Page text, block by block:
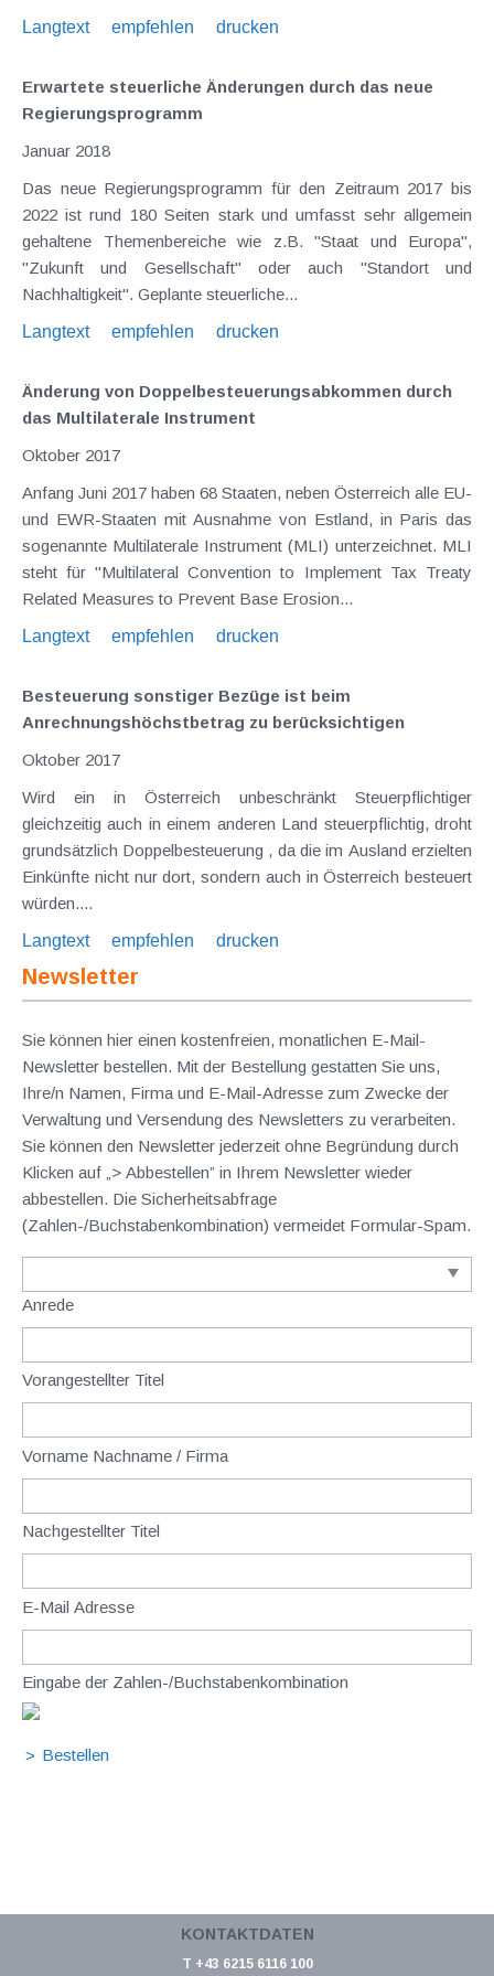
Langtext
empfehlen drucken
Erwartete steuerliche Änderungen durch das neue
Regierungsprogramm
Januar 2018
Das neue Regierungsprogramm für den Zeitraum 2017 bis
2022 ist rund 180 Seiten stark und umfasst sehr allgemein
gehaltene Themenbereiche wie z.B. "Staat und Europa",
"Zukunft und Gesellschaft" oder auch "Standort und
Nachhaltigkeit". Geplante steuerliche...
Langtext
empfehlen drucken
Änderung von Doppelbesteuerungsabkommen durch
das Multilaterale Instrument
Oktober 2017
Anfang Juni 2017 haben 68 Staaten, neben Österreich alle EU-
und EWR-Staaten mit Ausnahme von Estland, in Paris das
sogenannte Multilaterale Instrument (MLI) unterzeichnet. MLI
steht für "Multilateral Convention to Implement Tax Treaty
Related Measures to Prevent Base Erosion...
Langtext
empfehlen drucken
Besteuerung sonstiger Bezüge ist beim
Anrechnungshöchstbetrag zu berücksichtigen
Oktober 2017
Wird ein in Österreich unbeschränkt Steuerpflichtiger
gleichzeitig auch in einem anderen Land steuerpflichtig, droht
grundsätzlich Doppelbesteuerung , da die im Ausland erzielten
Einkünfte nicht nur dort, sondern auch in Österreich besteuert
würden....
Langtext
empfehlen drucken
Newsletter
Sie können hier einen kostenfreien, monatlichen E-Mail-
Newsletter bestellen. Mit der Bestellung gestatten Sie uns,
Ihre/n Namen, Firma und E-Mail-Adresse zum Zwecke der
Verwaltung und Versendung des Newsletters zu verarbeiten.
Sie können den Newsletter jederzeit ohne Begründung durch
Klicken auf „> Abbestellen” in Ihrem Newsletter wieder
abbestellen. Die Sicherheitsabfrage
(Zahlen-/Buchstabenkombination) vermeidet Formular-Spam.
Anrede
Vorangestellter Titel
Vorname Nachname / Firma
Nachgestellter Titel
E-Mail Adresse
Eingabe der Zahlen-/Buchstabenkombination
KONTAKTDATEN
T +43 6215 6116 100